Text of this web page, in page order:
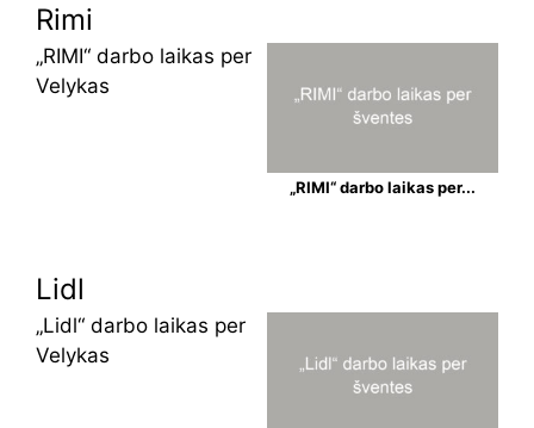
Rimi
„RIMI“ darbo laikas per
Velykas
„RIMI“ darbo laikas per...
Lidl
„Lidl“ darbo laikas per
Velykas